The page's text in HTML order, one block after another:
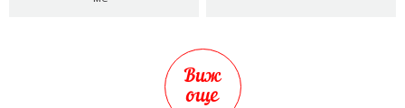
Виж
още